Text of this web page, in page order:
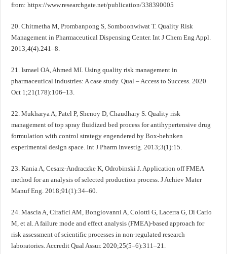
from: https://www.researchgate.net/publication/338390005
20. Chitmetha M, Prombanpong S, Somboonwiwat T. Quality Risk
Management in Pharmaceutical Dispensing Center. Int J Chem Eng Appl.
2013;4(4):241–8.
21. Ismael OA, Ahmed MI. Using quality risk management in
pharmaceutical industries: A case study. Qual – Access to Success. 2020
Oct 1;21(178):106–13.
22. Mukharya A, Patel P, Shenoy D, Chaudhary S. Quality risk
management of top spray fluidized bed process for antihypertensive drug
formulation with control strategy engendered by Box-behnken
experimental design space. Int J Pharm Investig. 2013;3(1):15.
23. Kania A, Cesarz-Andraczke K, Odrobinski J. Application off FMEA
method for an analysis of selected production process. J Achiev Mater
Manuf Eng. 2018;91(1):34–60.
24. Mascia A, Cirafici AM, Bongiovanni A, Colotti G, Lacerra G, Di Carlo
M, et al. A failure mode and effect analysis (FMEA)-based approach for
risk assessment of scientific processes in non-regulated research
laboratories. Accredit Qual Assur. 2020;25(5–6):311–21.